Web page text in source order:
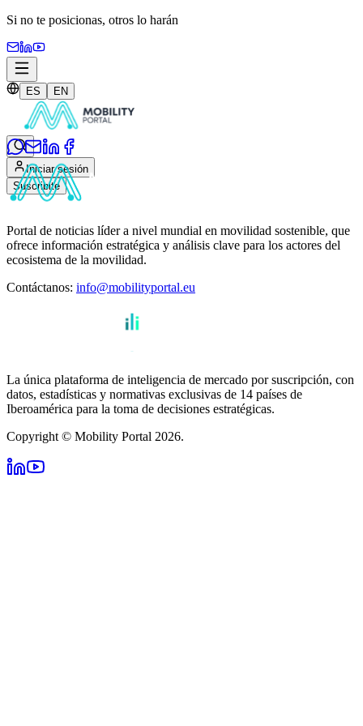
Si no te posicionas, otros lo harán
ES EN
Iniciar sesión
Suscribite
Portal de noticias líder a nivel mundial en movilidad sostenible, que
ofrece información estratégica y análisis clave para los actores del
ecosistema de la movilidad.
Contáctanos: info@mobilityportal.eu
La única plataforma de inteligencia de mercado por suscripción, con
datos, estadísticas y normativas exclusivas de 14 países de
Iberoamérica para la toma de decisiones estratégicas.
Copyright © Mobility Portal 2026.